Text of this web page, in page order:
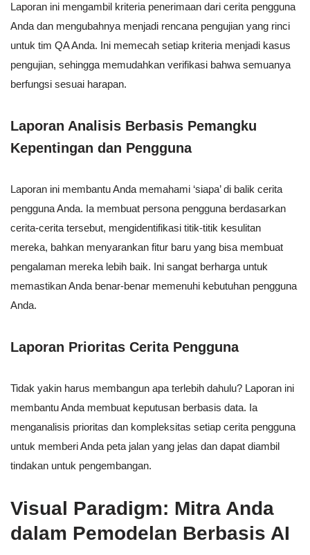
Laporan ini mengambil kriteria penerimaan dari cerita pengguna
Anda dan mengubahnya menjadi rencana pengujian yang rinci
untuk tim QA Anda. Ini memecah setiap kriteria menjadi kasus
pengujian, sehingga memudahkan verifikasi bahwa semuanya
berfungsi sesuai harapan.
Laporan Analisis Berbasis Pemangku
Kepentingan dan Pengguna
Laporan ini membantu Anda memahami ‘siapa’ di balik cerita
pengguna Anda. Ia membuat persona pengguna berdasarkan
cerita-cerita tersebut, mengidentifikasi titik-titik kesulitan
mereka, bahkan menyarankan fitur baru yang bisa membuat
pengalaman mereka lebih baik. Ini sangat berharga untuk
memastikan Anda benar-benar memenuhi kebutuhan pengguna
Anda.
Laporan Prioritas Cerita Pengguna
Tidak yakin harus membangun apa terlebih dahulu? Laporan ini
membantu Anda membuat keputusan berbasis data. Ia
menganalisis prioritas dan kompleksitas setiap cerita pengguna
untuk memberi Anda peta jalan yang jelas dan dapat diambil
tindakan untuk pengembangan.
Visual Paradigm: Mitra Anda
dalam Pemodelan Berbasis AI